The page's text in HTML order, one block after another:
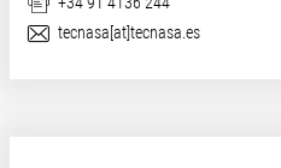
Correo electrónico
tecnasa[at]tecnasa.es